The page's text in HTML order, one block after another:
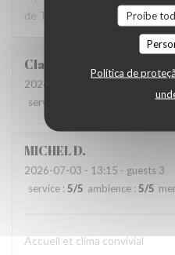
Proíbe
Política de
de Texas aux États Unis.
Claire
2026-07-03
service
MICHELD
2026-07-03 - 13:15 - guests 3
service : 5/5 ambience : 5/5
Accueil et clima convivial